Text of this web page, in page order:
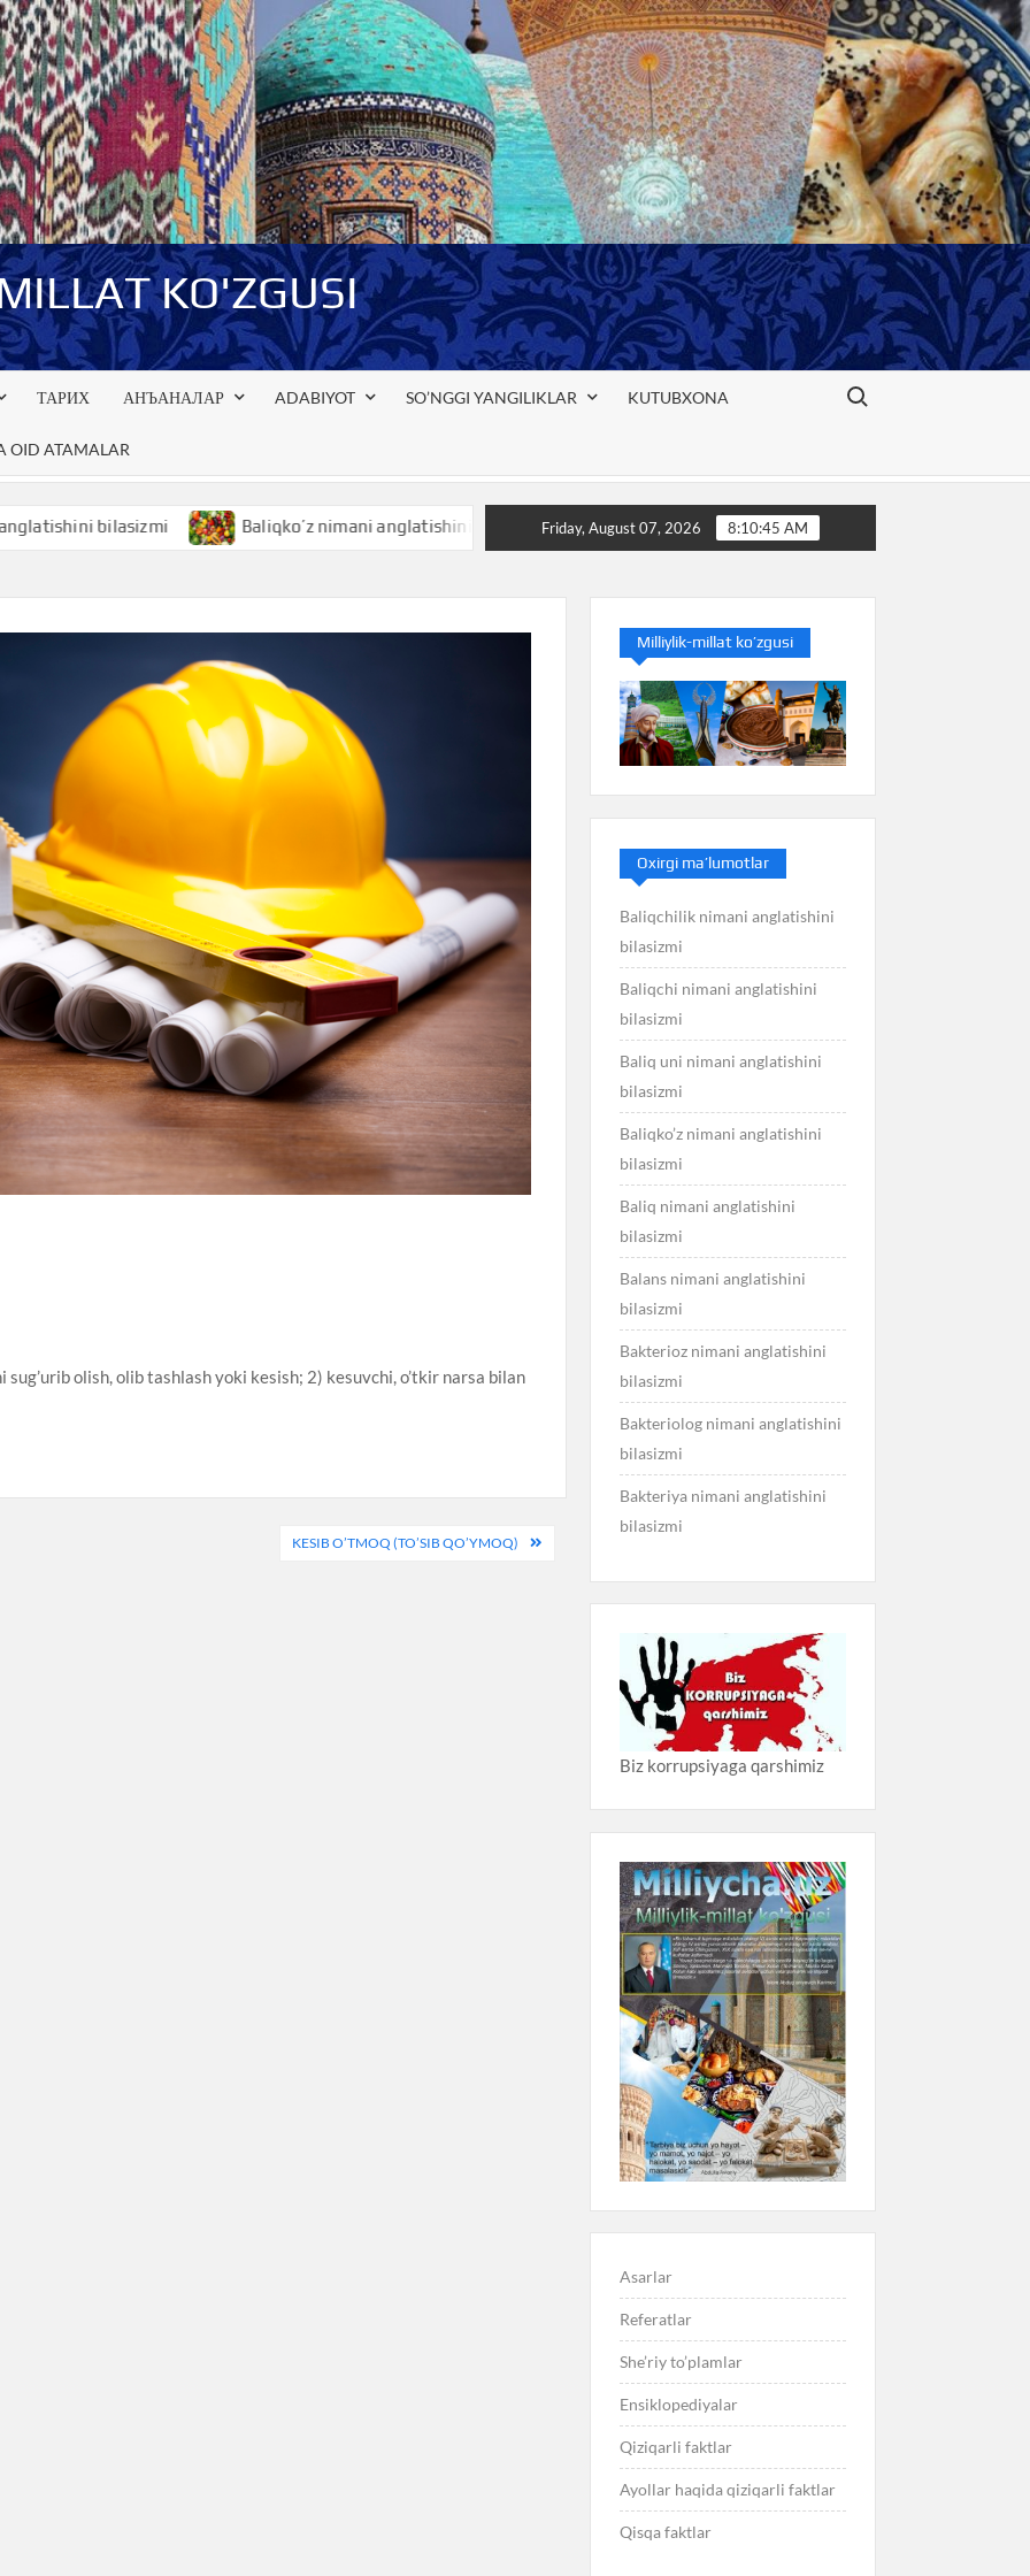
KO'ZGUSI
ТАРИХ АНЪАНАЛАР ADABIYOT SO’NGGI YANGILIKLAR KUTUBXONA
OID ATAMALAR
Search for:
bilasizmi Baliqko’z nimani anglatishini bilasizmi Baliq nimani anglatishini bilasizmi
Friday, August 07, 2026 8:10:46 AM
olish, olib tashlash yoki kesish; 2) kesuvchi, o’tkir narsa bilan
KESIB O’TMOQ (TO’SIB QO’YMOQ)
Milliylik-millat ko’zgusi
Oxirgi ma’lumotlar
Baliqchilik nimani anglatishini
bilasizmi
Baliqchi nimani anglatishini
bilasizmi
Baliq uni nimani anglatishini
bilasizmi
Baliqko’z nimani anglatishini
bilasizmi
Baliq nimani anglatishini
bilasizmi
Balans nimani anglatishini
bilasizmi
Bakterioz nimani anglatishini
bilasizmi
Bakteriolog nimani anglatishini
bilasizmi
Bakteriya nimani anglatishini
bilasizmi
Biz korrupsiyaga qarshimiz
Asarlar
Referatlar
She’riy to’plamlar
Ensiklopediyalar
Qiziqarli faktlar
Ayollar haqida qiziqarli faktlar
Qisqa faktlar